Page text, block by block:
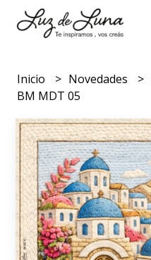
Inicio Novedades
BM MDT 05